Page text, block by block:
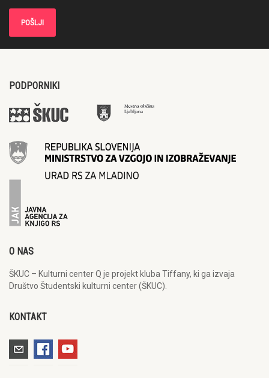
PODPORNIKI
O NAS
ŠKUC – Kulturni center Q je projekt kluba Tiffany, ki ga izvaja
Društvo Študentski kulturni center (ŠKUC).
KONTAKT